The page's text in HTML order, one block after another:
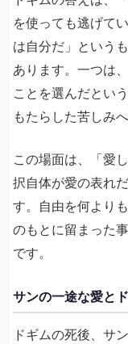
を使っても逃げて
は自分だ」という
あります。一つは
ことを選んだとい
もたらした苦しみ
この場面は、「愛
択自体が愛の表れ
す。自由を何より
のもとに留まった
です。
サンの一途な愛と
ドギムの死後、サ